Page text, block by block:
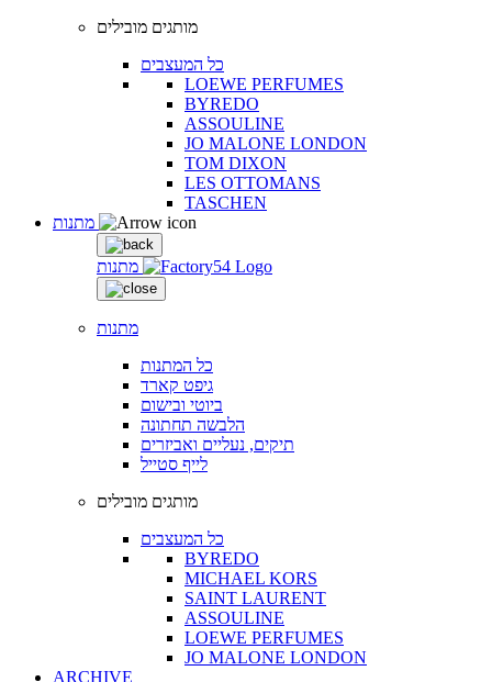
מותגים מובילים
כל המעצבים
LOEWE PERFUMES
BYREDO
ASSOULINE
JO MALONE LONDON
TOM DIXON
LES OTTOMANS
TASCHEN
מתנות
מתנות
כל המתנות
גיפט קארד
ביוטי ובישום
הלבשה תחתונה
תיקים, נעליים ואביזרים
לייף סטייל
מותגים מובילים
כל המעצבים
BYREDO
MICHAEL KORS
SAINT LAURENT
ASSOULINE
LOEWE PERFUMES
JO MALONE LONDON
ARCHIVE